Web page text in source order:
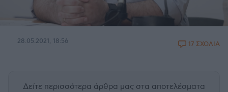
28.05.2021, 18:56 17 ΣΧΟΛΙΑ
Δείτε περισσότερα άρθρα μας στα αποτελέσματα